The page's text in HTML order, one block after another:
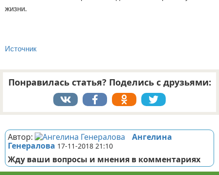
жизни.
Источник
Понравилась статья? Поделись с друзьями:
Автор:
Ангелина
Генералова 17-11-2018 21:10
Жду ваши вопросы и мнения в комментариях